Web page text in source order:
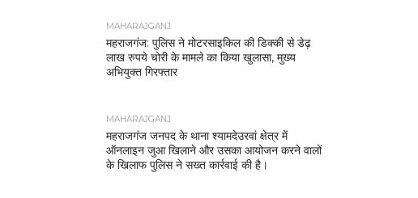
MAHARAJGANJ
महराजगंज: पुलिस ने मोटरसाइकिल की डिक्की से डेढ़
लाख रुपये चोरी के मामले का किया खुलासा, मुख्य
अभियुक्त गिरफ्तार
MAHARAJGANJ
महराजगंज जनपद के थाना श्यामदेउरवां क्षेत्र में
ऑनलाइन जुआ खिलाने और उसका आयोजन करने वालों
के खिलाफ पुलिस ने सख्त कार्रवाई की है।